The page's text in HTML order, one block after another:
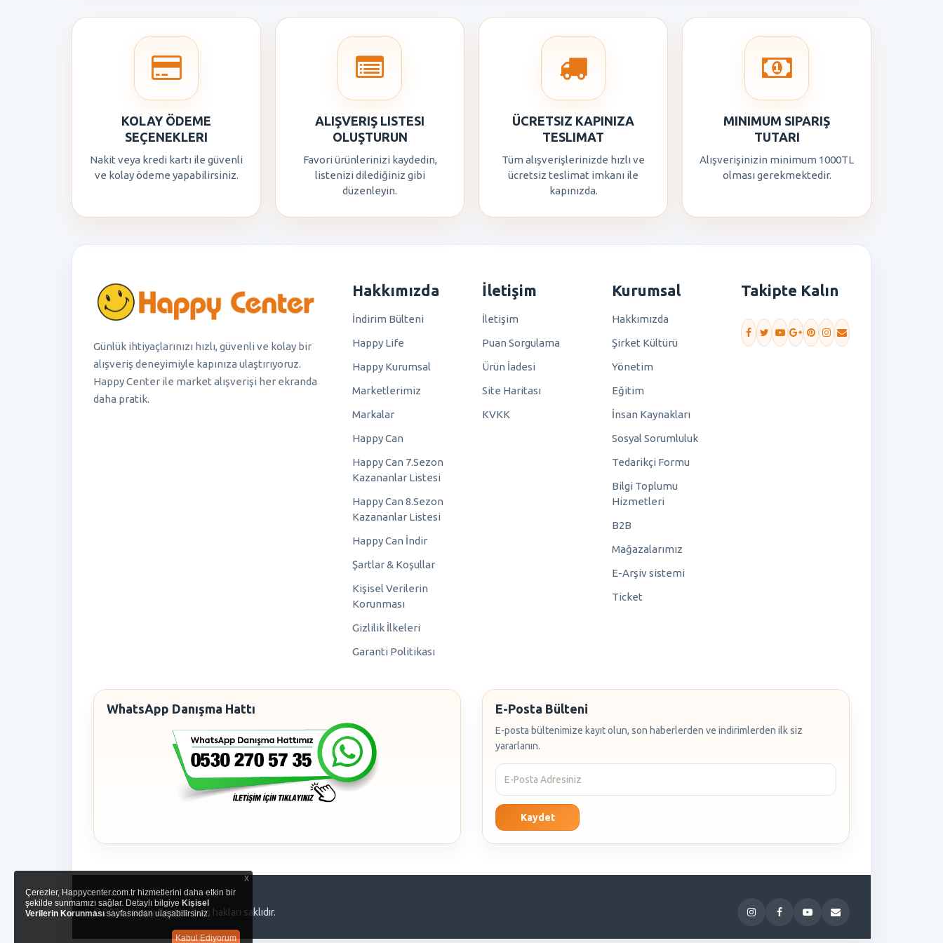
KOLAY ÖDEME
SEÇENEKLERI
Nakit veya kredi kartı ile güvenli
ve kolay ödeme yapabilirsiniz.
ALIŞVERIŞ LISTESI
OLUŞTURUN
Favori ürünlerinizi kaydedin,
listenizi dilediğiniz gibi
düzenleyin.
ÜCRETSIZ KAPINIZA
TESLIMAT
Tüm alışverişlerinizde hızlı ve
ücretsiz teslimat imkanı ile
kapınızda.
MINIMUM SIPARIŞ
TUTARI
Alışverişinizin minimum 1000TL
olması gerekmektedir.
Günlük ihtiyaçlarınızı hızlı, güvenli ve kolay bir
alışveriş deneyimiyle kapınıza ulaştırıyoruz.
Happy Center ile market alışverişi her ekranda
daha pratik.
Hakkımızda
İndirim Bülteni
Happy Life
Happy Kurumsal
Marketlerimiz
Markalar
Happy Can
Happy Can 7.Sezon
Kazananlar Listesi
Happy Can 8.Sezon
Kazananlar Listesi
Happy Can İndir
Şartlar & Koşullar
Kişisel Verilerin
Korunması
Gizlilik İlkeleri
Garanti Politikası
İletişim
İletişim
Puan Sorgulama
Ürün İadesi
Site Haritası
KVKK
Kurumsal
Hakkımızda
Şirket Kültürü
Yönetim
Eğitim
İnsan Kaynakları
Sosyal Sorumluluk
Tedarikçi Formu
Bilgi Toplumu
Hizmetleri
B2B
Mağazalarımız
E-Arşiv sistemi
Ticket
Takipte Kalın
WhatsApp Danışma Hattı E-Posta Bülteni
E-posta bültenimize kayıt olun, son haberlerden ve indirimlerden ilk siz
yararlanın.
Kaydet
© 2026 Happy Center. Tüm hakları saklıdır.
x
Çerezler, Happycenter.com.tr hizmetlerini daha etkin bir
şekilde sunmamızı sağlar. Detaylı bilgiye Kişisel
Verilerin Korunmasısayfasından ulaşabilirsiniz.
Kabul Ediyorum